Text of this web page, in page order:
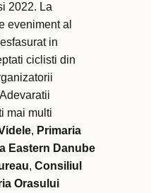
2022. La
eveniment al
in
ciclisti din
mai multi
, Primaria
Eastern Danube
, Consiliul
Orasului